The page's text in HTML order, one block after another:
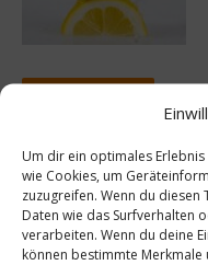
Um dir ein optimales
wie Cookies, um
zuzugreifen. Wenn du
Daten wie das Surfverhalten
verarbeiten. Wenn du deine
können bestimmte
Kann